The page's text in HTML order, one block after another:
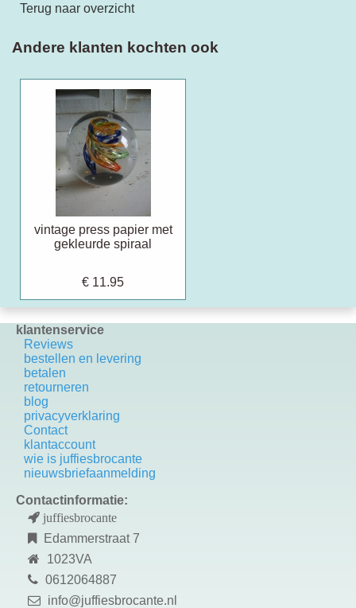
Terug naar overzicht
Andere klanten kochten ook
vintage press papier met
gekleurde spiraal
€ 11.95
klantenservice
Reviews
bestellen en levering
betalen
retourneren
blog
privacyverklaring
Contact
k lantaccount
wie is juffiesbrocante
nieuwsbriefaanmelding
Contactinformatie:
juffiesbrocante
Edammerstraat 7
1023VA
0612064887
info@juffiesbrocante.nl